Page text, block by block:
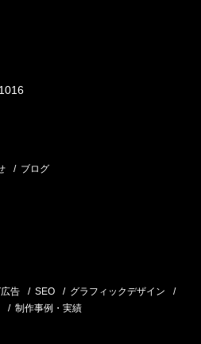
ブログ
告 SEO
グラフィックデザイン
制作事例・実績